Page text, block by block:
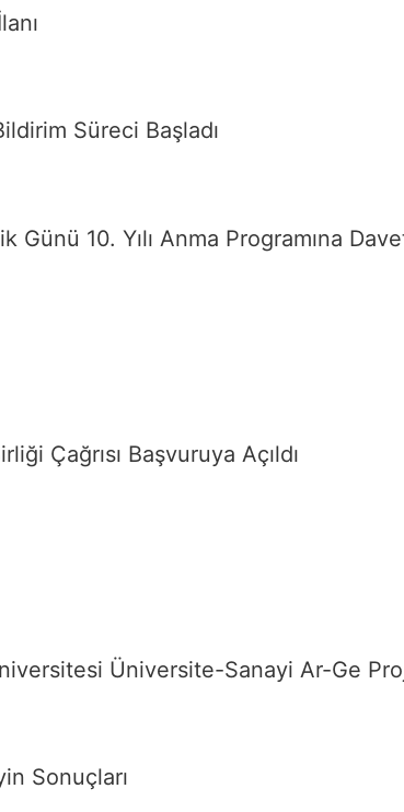
Süreci Başladı
10. Yılı Anma Programına
Çağrısı Başvuruya Açıldı
Üniversite-Sanayi Ar-Ge
Sonuçları